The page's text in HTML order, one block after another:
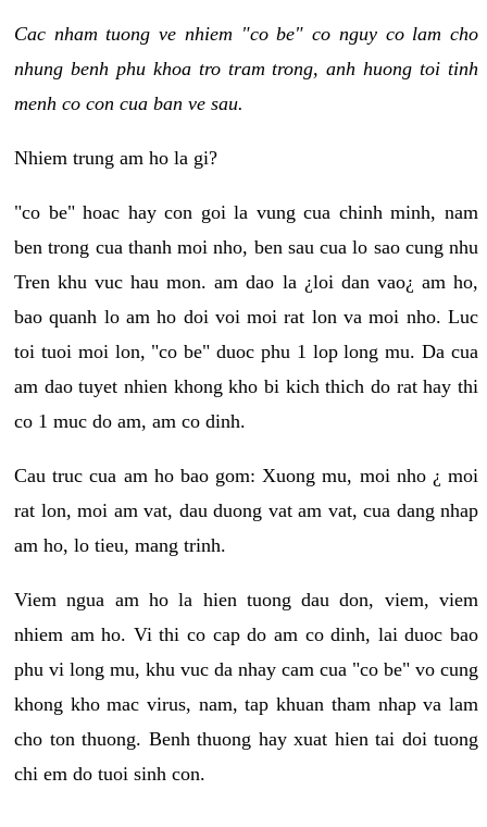
Cac nham tuong ve nhiem "co be" co nguy co lam cho
nhung benh phu khoa tro tram trong, anh huong toi tinh
menh co con cua ban ve sau.
Nhiem trung am ho la gi?
"co be" hoac hay con goi la vung cua chinh minh, nam
ben trong cua thanh moi nho, ben sau cua lo sao cung nhu
Tren khu vuc hau mon. am dao la ¿loi dan vao¿ am ho,
bao quanh lo am ho doi voi moi rat lon va moi nho. Luc
toi tuoi moi lon, "co be" duoc phu 1 lop long mu. Da cua
am dao tuyet nhien khong kho bi kich thich do rat hay thi
co 1 muc do am, am co dinh.
Cau truc cua am ho bao gom: Xuong mu, moi nho ¿ moi
rat lon, moi am vat, dau duong vat am vat, cua dang nhap
am ho, lo tieu, mang trinh.
Viem ngua am ho la hien tuong dau don, viem, viem
nhiem am ho. Vi thi co cap do am co dinh, lai duoc bao
phu vi long mu, khu vuc da nhay cam cua "co be" vo cung
khong kho mac virus, nam, tap khuan tham nhap va lam
cho ton thuong. Benh thuong hay xuat hien tai doi tuong
chi em do tuoi sinh con.